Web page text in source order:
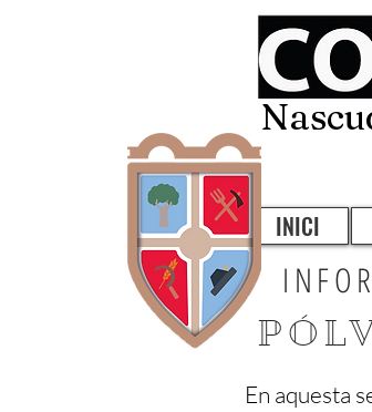
INICI
En aquesta